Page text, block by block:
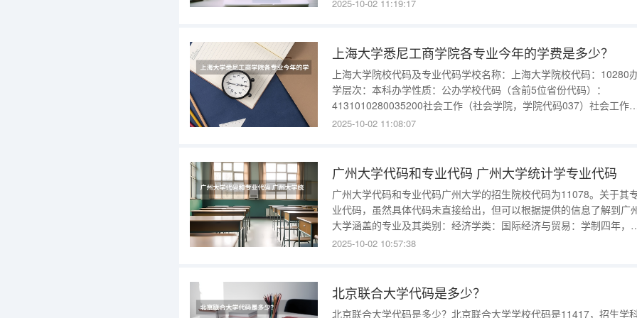
2025-10-02 11:19:17
上海大学悉尼工商学院各专业今年的学费是多少？
上海大学院校代码及专业代码学校名称：上海大学院校代码：10280
学层次：本科办学性质：公办学校代码（含前5位省份代码）：
4131010280035200社会工作（社会学院，学院代码037）社会工作
士(MSW)系国际通行的专业硕士学位，旨在培养社会工作的实务人才。
2025-10-02 11:08:07
广州大学代码和专业代码 广州大学统计学专业代码
广州大学代码和专业代码广州大学的招生院校代码为11078。关于其
业代码，虽然具体代码未直接给出，但可以根据提供的信息了解到广
大学涵盖的专业及其类别：经济学类：国际经济与贸易：学制四年，
在培养具有国际视野的经济专业人才。金融学：学制四年，专注于金融
2025-10-02 10:57:38
北京联合大学代码是多少？
北京联合大学代码是多少？北京联合大学学校代码是11417，招生学